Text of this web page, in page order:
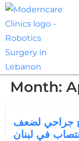
Month:
جراحي لضعف
في لبنان